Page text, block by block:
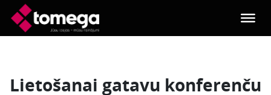
Skip to main content
Lietošanai gatavu konferenču